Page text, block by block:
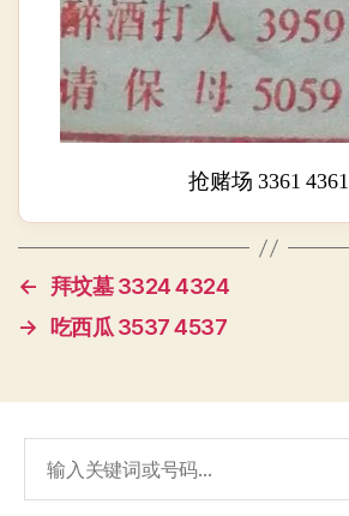
抢赌场 3361 4361
←
拜坟墓 3324 4324
→ 吃西瓜 3537 4537
索：